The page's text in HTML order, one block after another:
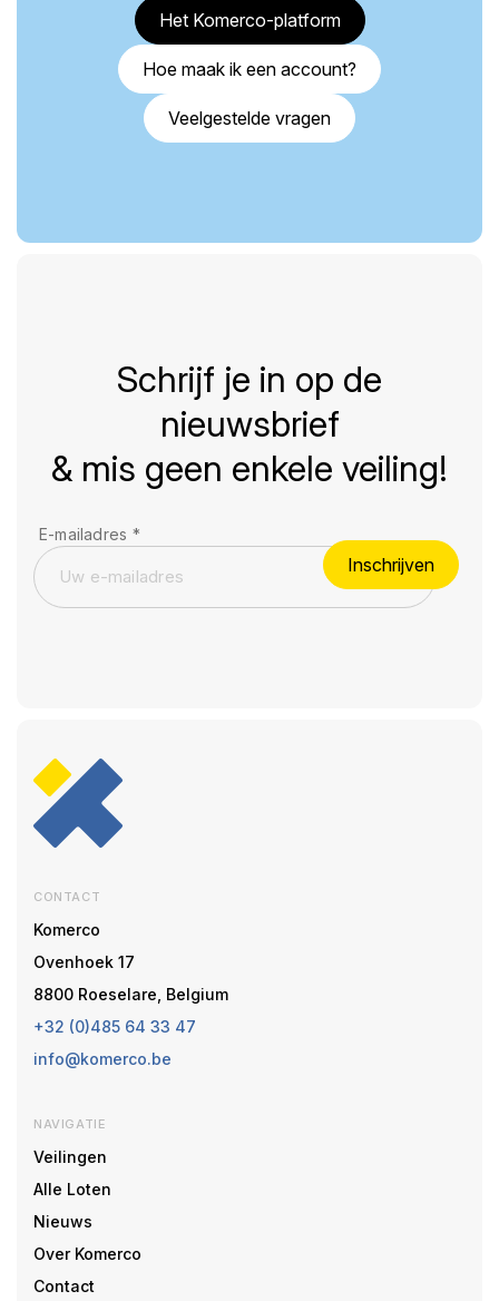
Het Komerco-platform
Hoe maak ik een account?
Veelgestelde vragen
Schrijf je in op de
nieuwsbrief
& mis geen enkele veiling!
E-mailadres *
Inschrijven
CONTACT
Komerco
Ovenhoek 17
8800 Roeselare, Belgium
+32 (0)485 64 33 47
info@komerco.be
NAVIGATIE
Veilingen
Alle Loten
Nieuws
Over Komerco
Contact